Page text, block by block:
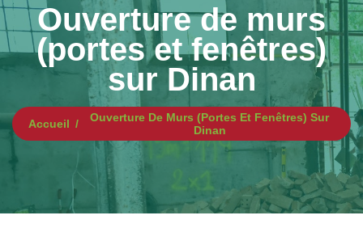
Ouverture de murs
(portes et fenêtres)
sur Dinan
Accueil
Ouverture De Murs (portes Et Fenêtres) Sur
Dinan